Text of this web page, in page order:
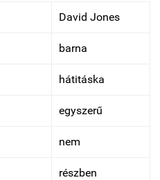
David Jones
barna
hátitáska
egyszerű
nem
részben